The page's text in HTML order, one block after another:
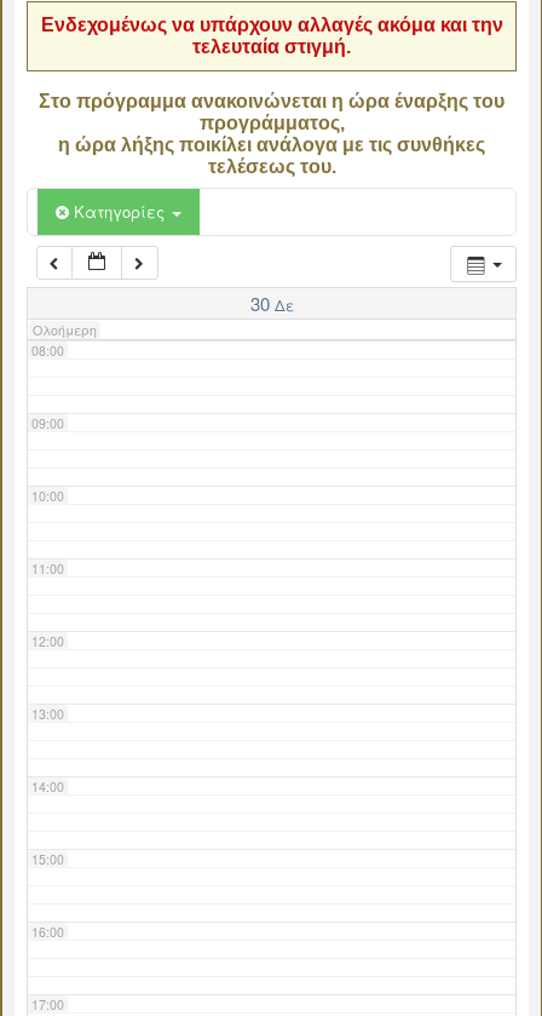
Ενδεχομένως να υπάρχουν αλλαγές ακόμα και την
τελευταία στιγμή.
Στο πρόγραμμα ανακοινώνεται η ώρα έναρξης του
προγράμματος,
η ώρα λήξης ποικίλει ανάλογα με τις συνθήκες
τελέσεως του.
Κατηγορίες
30 Δε
Ολοήμερη
06:00
07:00
08:00
09:00
10:00
11:00
12:00
13:00
14:00
15:00
16:00
17:00